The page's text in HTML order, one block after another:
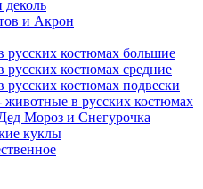
и Акрон
русских костюмах большие
русских костюмах средние
русских костюмах подвески
в русских костюмах
Мороз и Снегурочка
куклы